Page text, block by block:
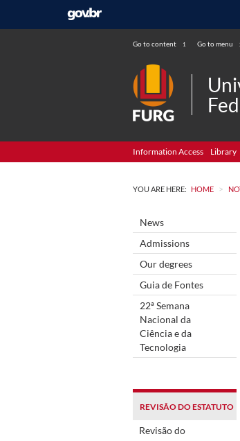
Go to content 1 Go to menu
Information Access Library
YOU ARE HERE: HOME >
News
Admissions
Our degrees
Guia de Fontes
22ª Semana
Nacional da
Ciência e da
Tecnologia
REVISÃO DO ESTATUTO
Revisão do